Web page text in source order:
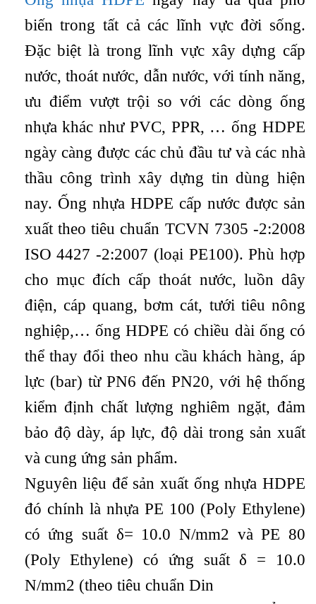
biến trong tất cả các lĩnh vực đời sống.
Đặc biệt là trong lĩnh vực xây dựng cấp
nước, thoát nước, dẫn nước, với tính năng,
ưu điểm vượt trội so với các dòng ống
nhựa khác như PVC, PPR, … ống HDPE
ngày càng được các chủ đầu tư và các nhà
thầu công trình xây dựng tin dùng hiện
nay. Ống nhựa HDPE cấp nước được sản
xuất theo tiêu chuẩn TCVN 7305 -2:2008
ISO 4427 -2:2007 (loại PE100). Phù hợp
cho mục đích cấp thoát nước, luồn dây
điện, cáp quang, bơm cát, tưới tiêu nông
nghiệp,… ống HDPE có chiều dài ống có
thể thay đổi theo nhu cầu khách hàng, áp
lực (bar) từ PN6 đến PN20, với hệ thống
kiểm định chất lượng nghiêm ngặt, đảm
bảo độ dày, áp lực, độ dài trong sản xuất
và cung ứng sản phẩm.
Nguyên liệu để sản xuất ống nhựa HDPE
đó chính là nhựa PE 100 (Poly Ethylene)
có ứng suất δ= 10.0 N/mm2 và PE 80
(Poly Ethylene) có ứng suất δ = 10.0
N/mm2 (theo tiêu chuẩn Din